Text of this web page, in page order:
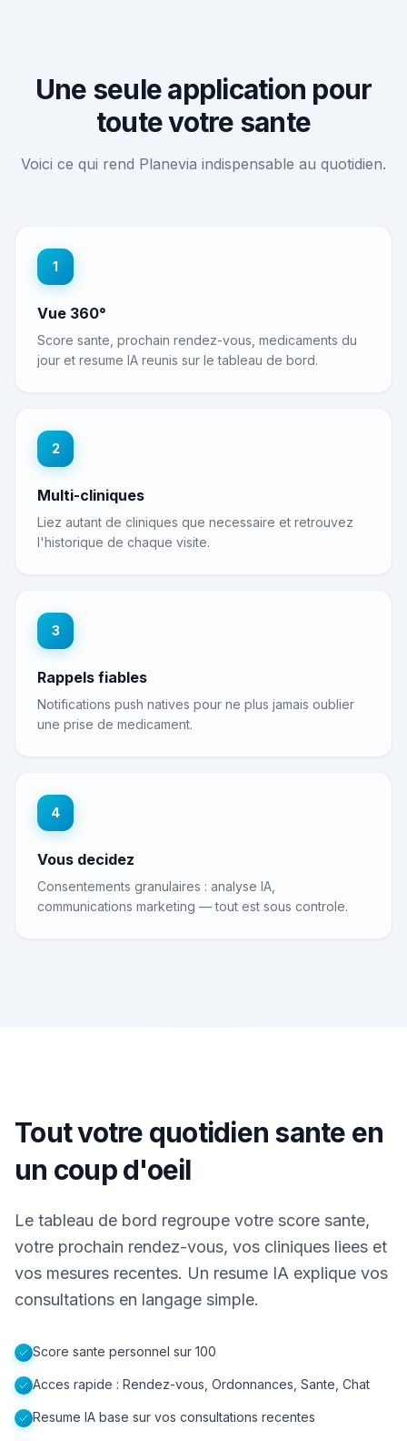
Une seule application pour
toute votre sante
Voici ce qui rend Planevia indispensable au quotidien.
1
Vue 360°
Score sante, prochain rendez-vous, medicaments du
jour et resume IA reunis sur le tableau de bord.
2
Multi-cliniques
Liez autant de cliniques que necessaire et retrouvez
l'historique de chaque visite.
3
Rappels fiables
Notifications push natives pour ne plus jamais oublier
une prise de medicament.
4
Vous decidez
Consentements granulaires : analyse IA,
communications marketing — tout est sous controle.
Tout votre quotidien sante en
un coup d'oeil
Le tableau de bord regroupe votre score sante,
votre prochain rendez-vous, vos cliniques liees et
vos mesures recentes. Un resume IA explique vos
consultations en langage simple.
Score sante personnel sur 100
Acces rapide : Rendez-vous, Ordonnances, Sante, Chat
Resume IA base sur vos consultations recentes